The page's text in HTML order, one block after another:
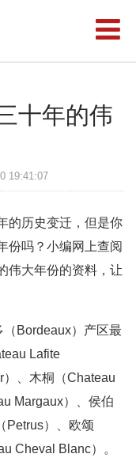
十年的伟
19:41:07
的历史变迁，但是你
份吗？小编网上查阅
伟大年份的资料，让
（Bordeaux）产区最
Lafite
、木桐（Chateau
Margaux）、侯伯
Petrus）、欧颂
Cheval Blanc）。